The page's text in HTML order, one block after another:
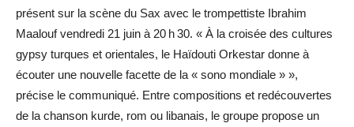
présent sur la scène du Sax avec le trompettiste Ibrahim
Maalouf vendredi 21 juin à 20 h 30. « À la croisée des cultures
gypsy turques et orientales, le Haïdouti Orkestar donne à
écouter une nouvelle facette de la « sono mondiale » »,
précise le ­communiqué. Entre compositions et redécouvertes
de la chanson kurde, rom ou libanais, le groupe propose un